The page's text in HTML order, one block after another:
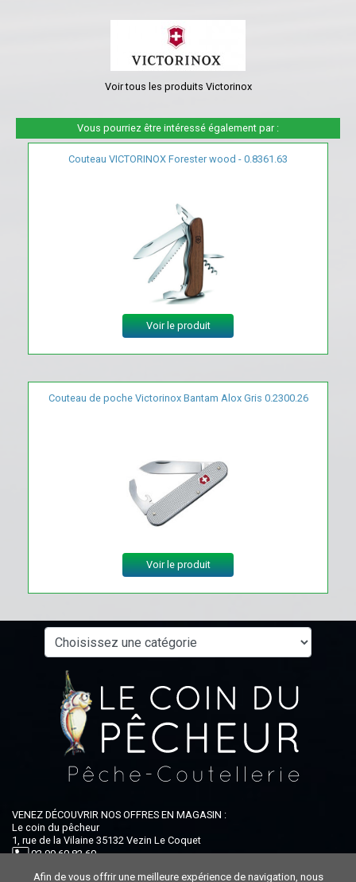
Voir tous les produits Victorinox
Vous pourriez être intéressé également par :
Couteau VICTORINOX Forester wood - 0.8361.63
Voir le produit
Couteau de poche Victorinox Bantam Alox Gris 0.2300.26
Voir le produit
VENEZ DÉCOUVRIR NOS OFFRES EN MAGASIN :
Le coin du pêcheur
1, rue de la Vilaine 35132 Vezin Le Coquet
02 99 60 82 60
Afin de vous offrir une meilleure expérience de navigation, nous